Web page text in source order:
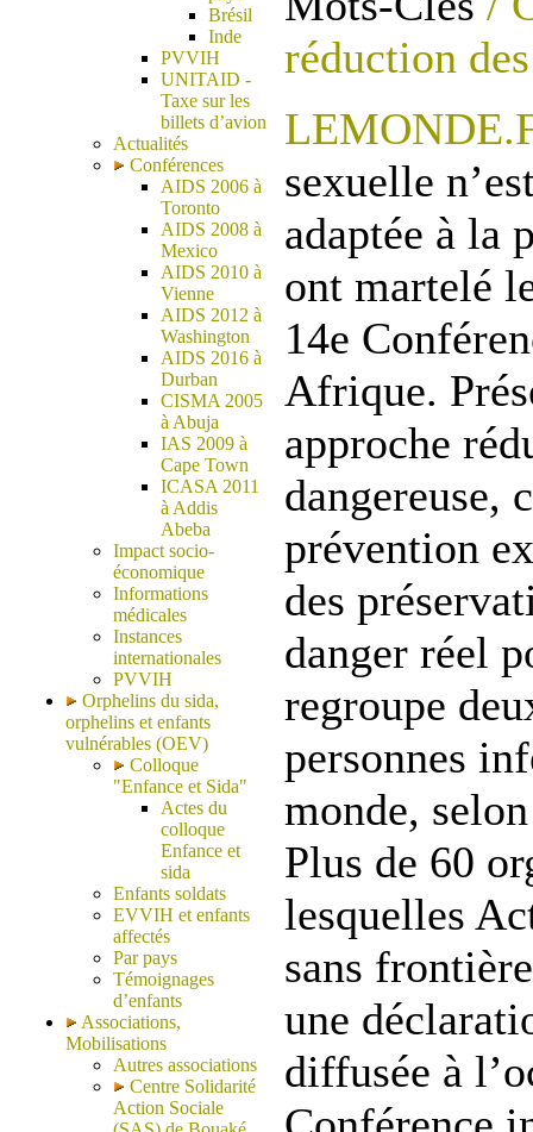
Brésil
Inde
PVVIH
UNITAID -
Taxe sur les
billets d’avion
Actualités
Conférences
AIDS 2006 à
Toronto
AIDS 2008 à
Mexico
AIDS 2010 à
Vienne
AIDS 2012 à
Washington
AIDS 2016 à
Durban
CISMA 2005
à Abuja
IAS 2009 à
Cape Town
ICASA 2011
à Addis
Abeba
Impact socio-
économique
Informations
médicales
Instances
internationales
PVVIH
Orphelins du sida,
orphelins et enfants
vulnérables (OEV)
Colloque
"Enfance et Sida"
Actes du
colloque
Enfance et
sida
Enfants soldats
EVVIH et enfants
affectés
Par pays
Témoignages
d’enfants
Associations,
Mobilisations
Autres associations
Centre Solidarité
Action Sociale
réduction
sexuelle
adaptée à la
ont martelé
14e
Afrique.
approche
dangereuse,
prévention
des
danger réel
regroupe
personnes
monde,
Plus de 60
lesquelles
sans
une
diffusée à